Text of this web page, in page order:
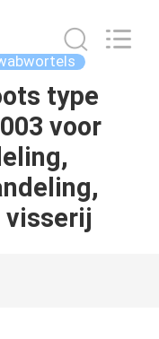
type
voor
visserij